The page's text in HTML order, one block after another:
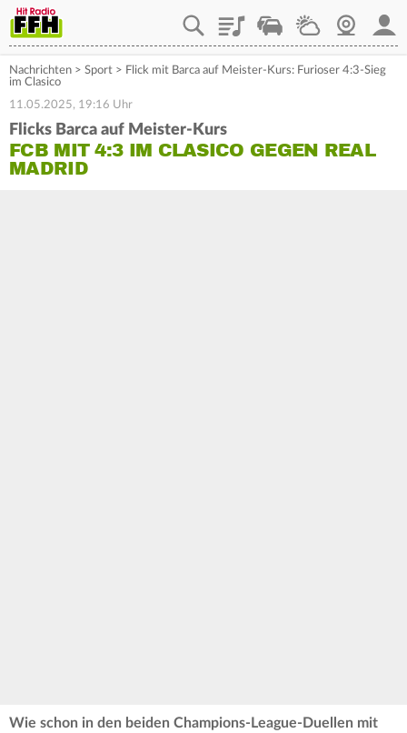
PlaylistStaupilotWetterWebcam
Nachrichten > Sport > Flick mit Barca auf Meister-Kurs: Furioser 4:3-Sieg
im Clasico
11.05.2025, 19:16 Uhr
Flicks Barca auf Meister-Kurs
FCB MIT 4:3 IM CLASICO GEGEN REAL
MADRID
Wie schon in den beiden Champions-League-Duellen mit